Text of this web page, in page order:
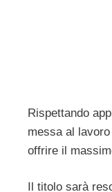
Rispettando
messa al
offrire il
Il titolo sarà